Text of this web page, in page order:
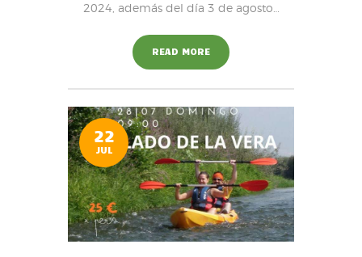
2024, además del día 3 de agosto…
READ MORE
22
JUL